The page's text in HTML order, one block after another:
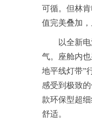
可循。但林
值完美叠加，
以全新
气。座舱内
地平线灯带”
感受到极致
款环保型超
舒适。